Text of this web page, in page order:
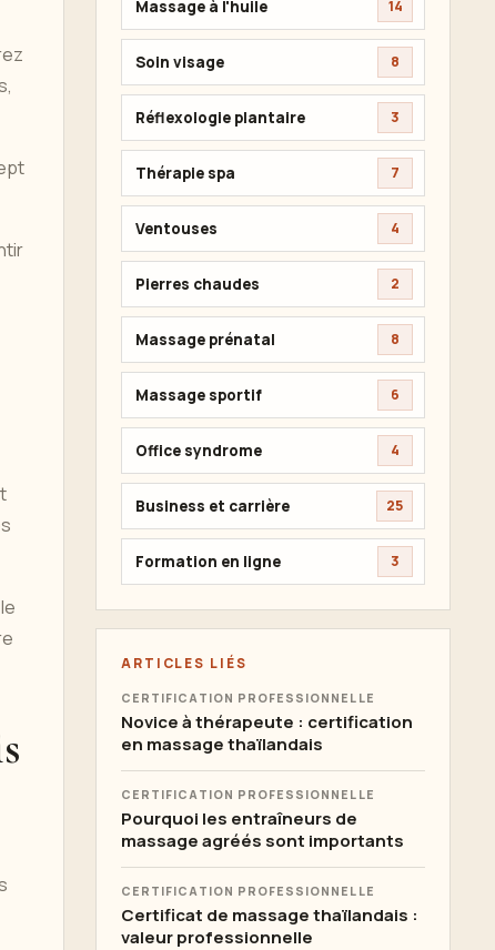
Massage à l'huile 14
Soin visage 8
Réflexologie plantaire 3
Thérapie spa 7
Ventouses 4
Pierres chaudes 2
Massage prénatal 8
Massage sportif 6
Office syndrome 4
Business et carrière 25
Formation en ligne 3
ARTICLES LIÉS
CERTIFICATION PROFESSIONNELLE
Novice à thérapeute : certification
en massage thaïlandais
CERTIFICATION PROFESSIONNELLE
Pourquoi les entraîneurs de
massage agréés sont importants
CERTIFICATION PROFESSIONNELLE
Certificat de massage thaïlandais :
valeur professionnelle